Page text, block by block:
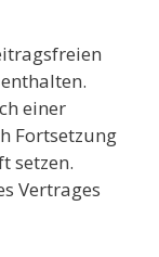
einer
Fortsetzung
setzen.
Vertrages